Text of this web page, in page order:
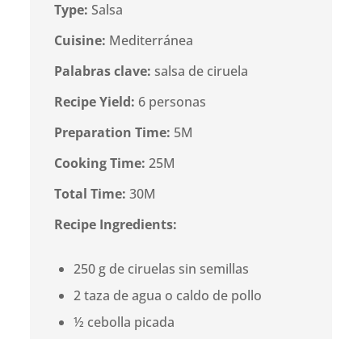
Type:Salsa
Cuisine: Mediterránea
Palabras clave:salsa de ciruela
Recipe Yield: 6 personas
Preparation Time: 5M
Cooking Time:25M
Total Time:30M
Recipe Ingredients:
250 g de ciruelas sin semillas
2 taza de agua o caldo de pollo
½ cebolla picada